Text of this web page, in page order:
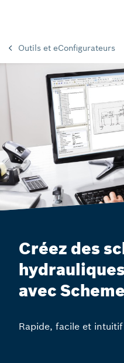
Outils et eConfigurateurs
Créez des
avec
Rapide, facile et intuitif